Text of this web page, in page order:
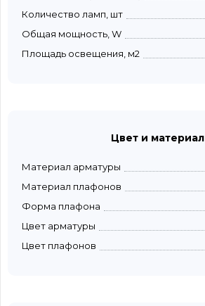
Количество ламп, шт
Общая мощность, W
Площадь освещения, м2
Цвет и материал
Материал арматуры
Материал плафонов
Форма плафона
Цвет арматуры
Цвет плафонов